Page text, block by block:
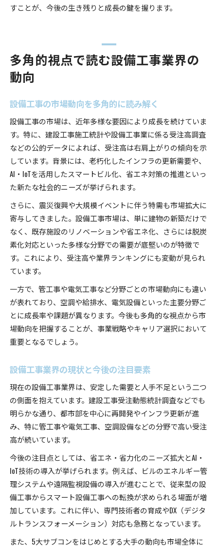
すことが、今後の生き残りと成長の鍵を握ります。
多角的視点で読む設備工事業界の
動向
設備工事の市場動向を多角的に読み解く
設備工事の市場は、近年多様な要因により成長を続けていま
す。特に、建設工事施工統計や設備工事業に係る受注高調査
などの公的データによれば、受注高は右肩上がりの傾向を示
しています。背景には、老朽化したインフラの更新需要や、
AI・IoTを活用したスマートビル化、省エネ対策の推進といっ
た新たな社会的ニーズが挙げられます。
さらに、震災復興や大規模イベントに伴う特需も市場拡大に
寄与してきました。設備工事市場は、単に建物の新築だけで
なく、既存施設のリノベーションや省エネ化、さらには脱炭
素化対応といった多様な分野での需要が底堅いのが特徴で
す。これにより、受注高や業界ランキングにも変動が見られ
ています。
一方で、管工事や電気工事など分野ごとの市場動向にも違い
が表れており、空調や給排水、電気設備といった主要分野ご
とに成長率や課題が異なります。今後も多角的な視点から市
場動向を把握することが、事業戦略やキャリア選択において
重要となるでしょう。
設備工事業界の現状と今後の注目要素
現在の設備工事業界は、安定した需要と人手不足という二つ
の側面を抱えています。建設工事受注動態統計調査などでも
明らかな通り、都市部を中心に再開発やインフラ更新が進
み、特に管工事や電気工事、空調設備などの分野で高い受注
高が続いています。
今後の注目点としては、省エネ・省力化のニーズ拡大とAI・
IoT技術の導入が挙げられます。例えば、ビルのエネルギー管
理システムや遠隔監視設備の導入が進むことで、従来型の設
備工事からスマート設備工事への転換が求められる場面が増
加しています。これに伴い、専門技術者の育成やDX（デジタ
ルトランスフォーメーション）対応も急務となっています。
また、5大サブコンをはじめとする大手の動向も市場全体に